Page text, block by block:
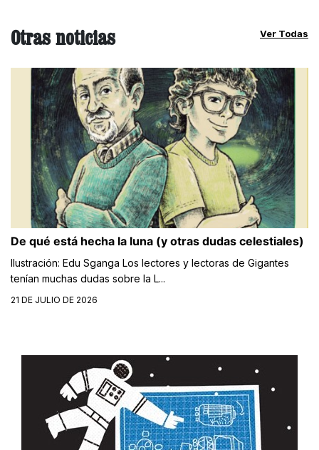
Otras noticias Ver Todas
De qué está hecha la luna (y otras dudas celestiales)
Ilustración: Edu Sganga Los lectores y lectoras de Gigantes
tenían muchas dudas sobre la L...
21 DE JULIO DE 2026